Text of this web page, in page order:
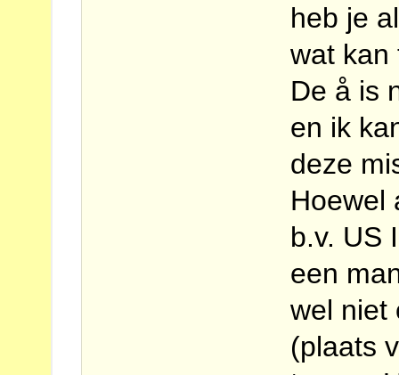
heb je
wat kan
De å is
en ik
deze
Hoewel
b.v. US
een
wel niet
(plaats